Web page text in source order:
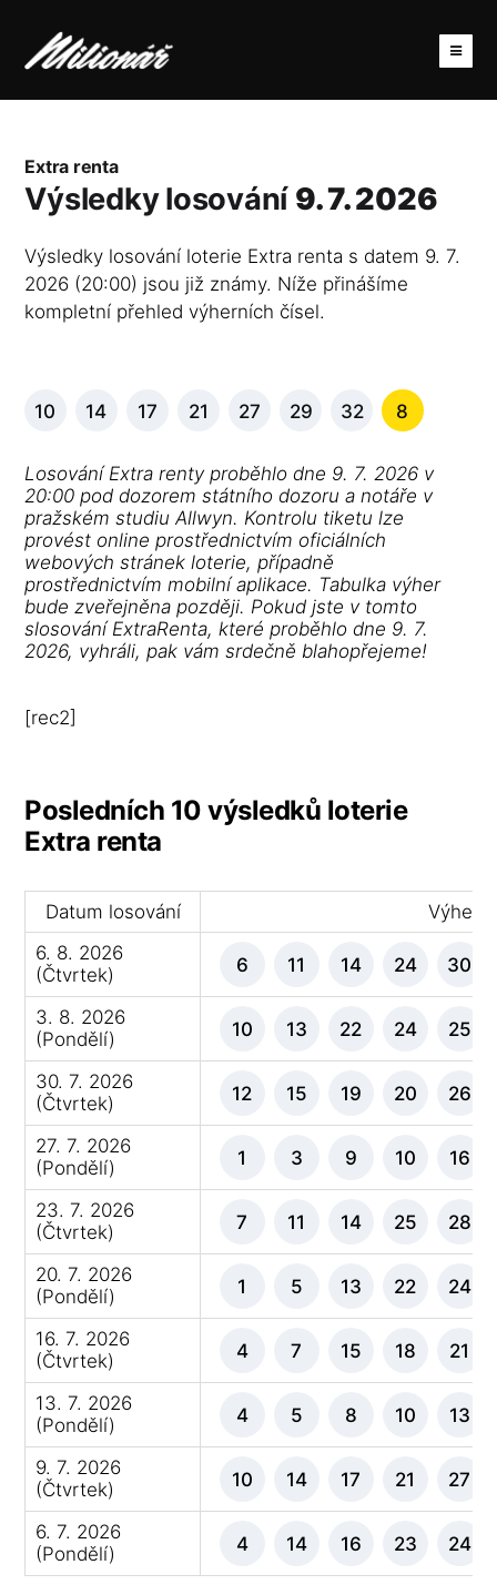
Extra renta
Výsledky losování 9. 7. 2026
Výsledky losování loterie Extra renta s datem 9. 7.
2026 (20:00) jsou již známy. Níže přinášíme
kompletní přehled výherních čísel.
10 14 17 21 27 29 32 8
Losování Extra renty proběhlo dne 9. 7. 2026 v
20:00 pod dozorem státního dozoru a notáře v
pražském studiu Allwyn. Kontrolu tiketu lze
provést online prostřednictvím oficiálních
webových stránek loterie, případně
prostřednictvím mobilní aplikace. Tabulka výher
bude zveřejněna později. Pokud jste v tomto
slosování ExtraRenta, které proběhlo dne 9. 7.
2026, vyhráli, pak vám srdečně blahopřejeme!
[rec2]
Posledních 10 výsledků loterie
Extra renta
Datum losování
6. 8. 2026
(Čtvrtek)
6 11 14 24 30
3. 8. 2026
(Pondělí)
10 13 22 24 25
30. 7. 2026
(Čtvrtek)
12 15 19 20 26
27. 7. 2026
(Pondělí)
1 3 9 10 16
23. 7. 2026
(Čtvrtek)
7 11 14 25 28
20. 7. 2026
(Pondělí)
1 5 13 22 24
16. 7. 2026
(Čtvrtek)
4 7 15 18 21
13. 7. 2026
(Pondělí)
4 5 8 10 13
9. 7. 2026
(Čtvrtek)
10 14 17 21 27
6. 7. 2026
(Pondělí)
4 14 16 23 24